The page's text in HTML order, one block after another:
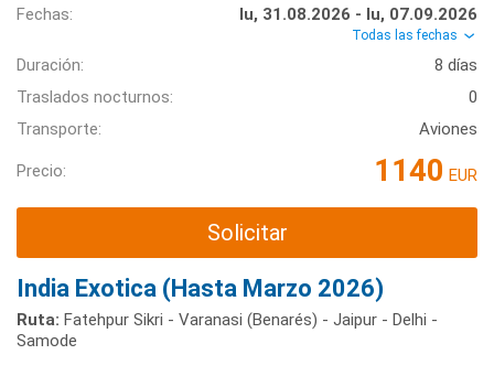
Fechas:
lu, 31.08.2026 - lu, 07.09.2026
Todas las fechas
Duración:
8 días
Traslados nocturnos:
0
Transporte:
Aviones
Precio: 1140 EUR
Solicitar
India Exotica (Hasta Marzo 2026)
Ruta: Fatehpur Sikri - Varanasi (Benarés) - Jaipur - Delhi -
Samode